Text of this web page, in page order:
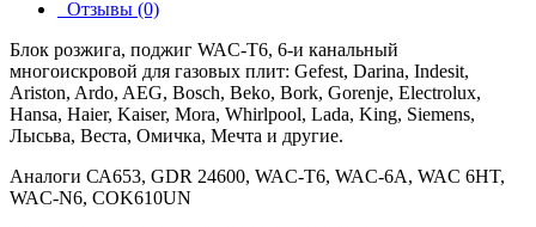
Отзывы (0)
Блок розжига, поджиг WAC-T6, 6-и канальный
многоискровой для газовых плит: Gefest, Darina, Indesit,
Ariston, Ardo, AEG, Bosch, Beko, Bork, Gorenje, Electrolux,
Hansa, Haier, Kaiser, Mora, Whirlpool, Lada, King, Siemens,
Лысьва, Веста, Омичка, Мечта и другие.
Аналоги СА653, GDR 24600, WAC-T6, WAC-6A, WAC 6HT,
WAC-N6, COK610UN